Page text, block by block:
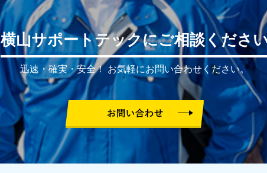
横山サポートテックにご相談くださ
迅速・確実・安全！ お気軽にお問い合わせください。